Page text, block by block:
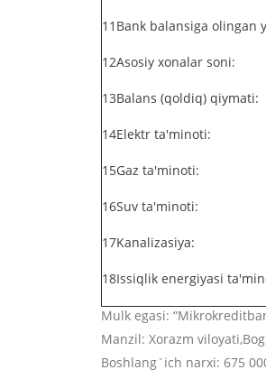
11 Bank balansiga olingan
12Asosiy xonalar soni:
13Balans (qoldiq) qiymati:
14Elektr ta'minoti:
15Gaz ta'minoti:
16Suv ta'minoti:
17Kanalizasiya:
18Issiqlik energiyasi
Mulk egasi:
Manzil: Xorazm
Boshlang`ich narxi: 675